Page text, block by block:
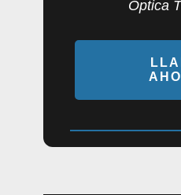
Óptica